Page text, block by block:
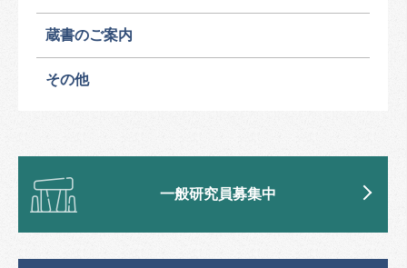
蔵書のご案内
その他
一般研究員募集中